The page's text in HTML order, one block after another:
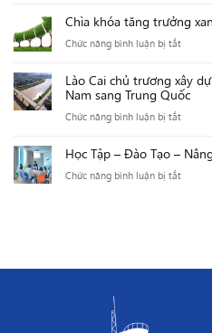
quốc
tế
Kinh
tế
Nam
năm
2023
một
năm
quan
kinh
ASEAN
và
Việt
trong
năm
Chìa khóa tăng trưởng
Chức năng bình luận bị tắtở
khóa
tăng
trưởng
đối
với
Lào Cai chủ trương xây
Nam sang Trung Quốc
Chức năng bình luận bị tắtở
Cai
chủ
Học Tập – Đào Tạo –
Chức năng bình luận bị tắtở
Tạo